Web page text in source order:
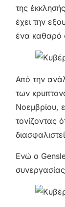
της
έχει την
ένα καθαρό
Από την
των
Νοεμβρίου,
τονίζοντας
Ενώ ο